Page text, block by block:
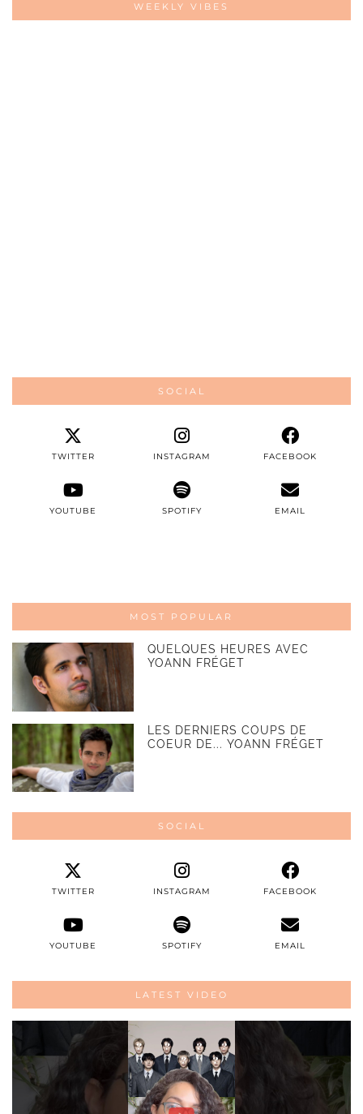
WEEKLY VIBES
SOCIAL
TWITTER INSTAGRAM FACEBOOK
YOUTUBE SPOTIFY EMAIL
MOST POPULAR
QUELQUES HEURES AVEC
YOANN FRÉGET
LES DERNIERS COUPS DE
COEUR DE... YOANN FRÉGET
SOCIAL
TWITTER INSTAGRAM FACEBOOK
YOUTUBE SPOTIFY EMAIL
LATEST VIDEO